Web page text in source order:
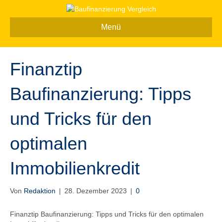
Menü
Finanztip
Baufinanzierung: Tipps
und Tricks für den
optimalen
Immobilienkredit
Von Redaktion | 28. Dezember 2023 | 0
Finanztip Baufinanzierung: Tipps und Tricks für den optimalen